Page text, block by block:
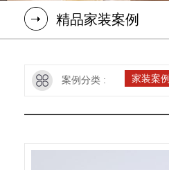
精品家装案例
案例分类 : 家装案例